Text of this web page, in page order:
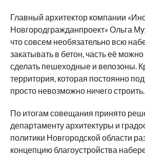
Главный архитектор компании
Новгородгражданпроект» Ольга
что совсем необязательно всю
закатывать в бетон, часть её
сделать пешеходные и велозоны.
территория, которая постоянно
просто невозможно ничего строить.
По итогам совещания принято
департаменту архитектуры и
политики Новгородской области
концепцию благоустройства